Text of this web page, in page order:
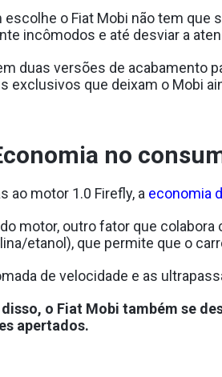
escolhe o Fiat Mobi não tem
incômodos e até desviar a
duas versões de acabamento
exclusivos que deixam o Mobi
no
ao motor 1.0 Firefly, a economia
motor, outro fator que
etanol), que permite que o
de velocidade e as
o Fiat Mobi também se
apertados.